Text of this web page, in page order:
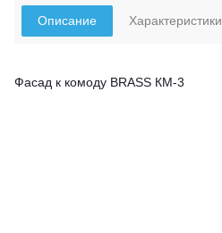
Описание
Фасад к комоду BRASS КМ-3
Характеристики